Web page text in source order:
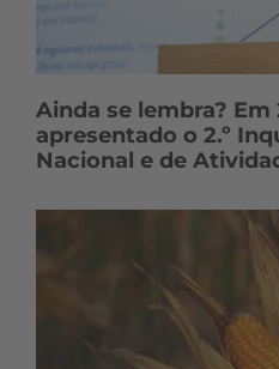
Ainda se lembra? Em
apresentado o 2.º
Nacional e de